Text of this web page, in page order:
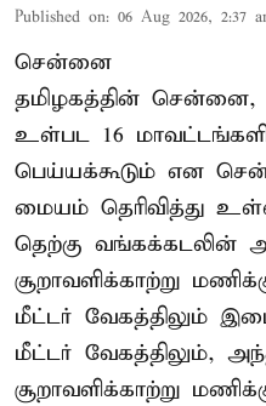
Published on: 06 Aug 2026, 2:37
சென்னை
தமிழகத்தின் சென்னை,
உள்பட 16
பெய்யக்கூடும் என
மையம் தெரிவித்து
தெற்கு வங்கக்கடலின்
சூறாவளிக்காற்று
மீட்டர் வேகத்திலும்
மீட்டர் வேகத்திலும்,
சூறாவளிக்காற்று